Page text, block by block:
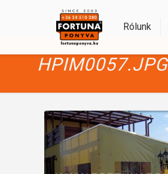
Rólunk
HPIM0057.JPG